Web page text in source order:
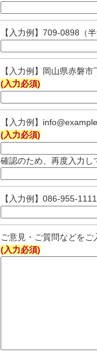
【入力例】709-0898（半
【入力例】岡山県赤磐
(入力必須)
【入力例】
(入力必須)
確認のため、再度入力し
【入力例】086-955-
ご意見・ご質問などをご
(入力必須)